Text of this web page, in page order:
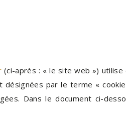
(ci-après : « le site web »)
par le terme «
Dans le document ci-